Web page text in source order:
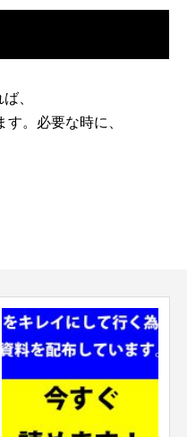
、
。必要な時に、